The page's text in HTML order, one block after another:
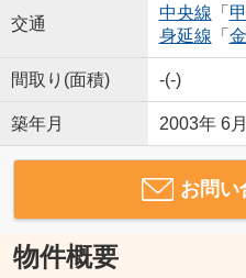
交通
中央線 「
身延線 「
間取り(面積) -(-)
築年月 2003年 6
お問い
物件概要